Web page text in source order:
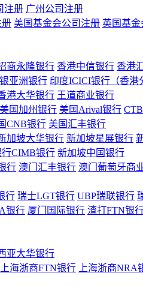
注册 广州公司注册
册 美国基金会公司注册 英国基
商永隆银行 香港中信银行 香港
亚洲银行 印度ICICI银行（香港
港大华银行 王道商业银行
美国加州银行 美国Arival银行
CNB银行 美国汇丰银行
加坡大华银行 新加坡星展银行
CIMB银行 新加坡中国银行
行 澳门汇丰银行 澳门葡萄牙商
行 瑞士LGT银行 UBP瑞联银行
银行 厦门国际银行 渣打FTN银
亚大华银行
上海浙商FTN银行
上海浙商NRA